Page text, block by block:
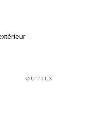
OUTILS